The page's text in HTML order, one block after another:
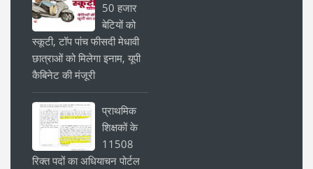
50 हजार
बेटियों को
स्कूटी, टॉप पांच फीसदी मेधावी
छात्राओं को मिलेगा इनाम, यूपी
कैबिनेट की मंजूरी
प्राथमिक
शिक्षकों के
11508
रिक्त पदों का अधियाचन पोर्टल